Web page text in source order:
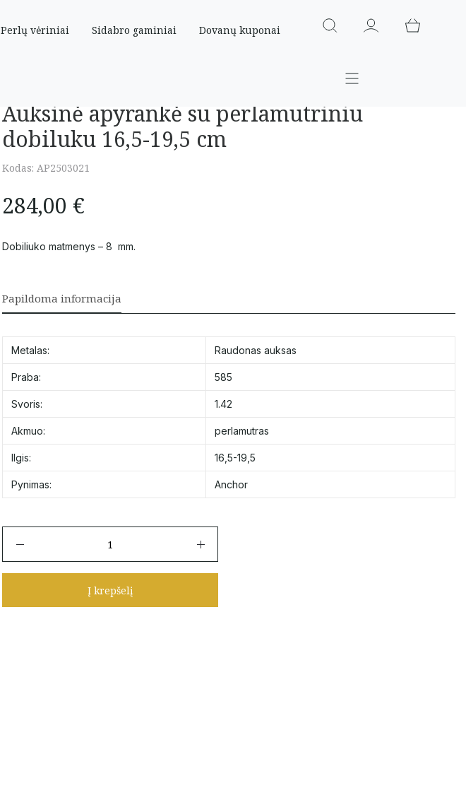
Perlų vėriniai Sidabro gaminiai Dovanų kuponai
Auksinė apyrankė su perlamutriniu
dobiluku 16,5-19,5 cm
Kodas: AP2503021
284,00 €
Dobiliuko matmenys – 8 mm.
Papildoma informacija
Metalas: Raudonas auksas
Praba: 585
Svoris: 1.42
Akmuo: perlamutras
Ilgis: 16,5-19,5
Pynimas: Anchor
Auksinė
perlamutriniu
Į krepšelį